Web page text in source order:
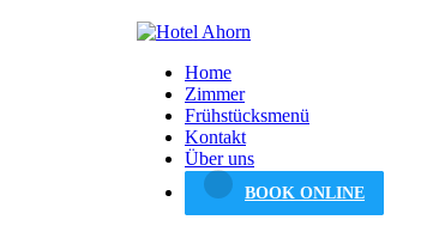
Home
Zimmer
Frühstücksmenü
Kontakt
Über uns
BOOK ONLINE